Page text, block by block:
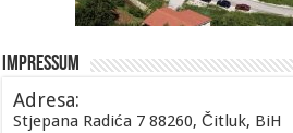
Impressum
Adresa:
Stjepana Radića 7 88260, Čitluk, BiH